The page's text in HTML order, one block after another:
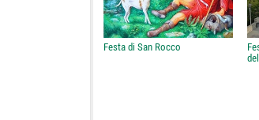
Festa di San Rocco